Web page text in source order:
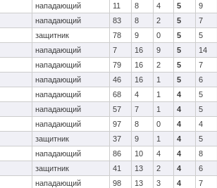
нападающий 11 8 4 5 9
нападающий 83 8 2 5 7
защитник 78 9 0 5 5
нападающий 7 16 9 5 14
нападающий 79 16 2 5 7
нападающий 46 16 1 5 6
нападающий 68 4 1 4 5
нападающий 57 7 1 4 5
нападающий 97 8 0 4 4
защитник 37 9 1 4 5
нападающий 86 10 4 4 8
защитник 41 13 2 4 6
нападающий 98 13 3 4 7